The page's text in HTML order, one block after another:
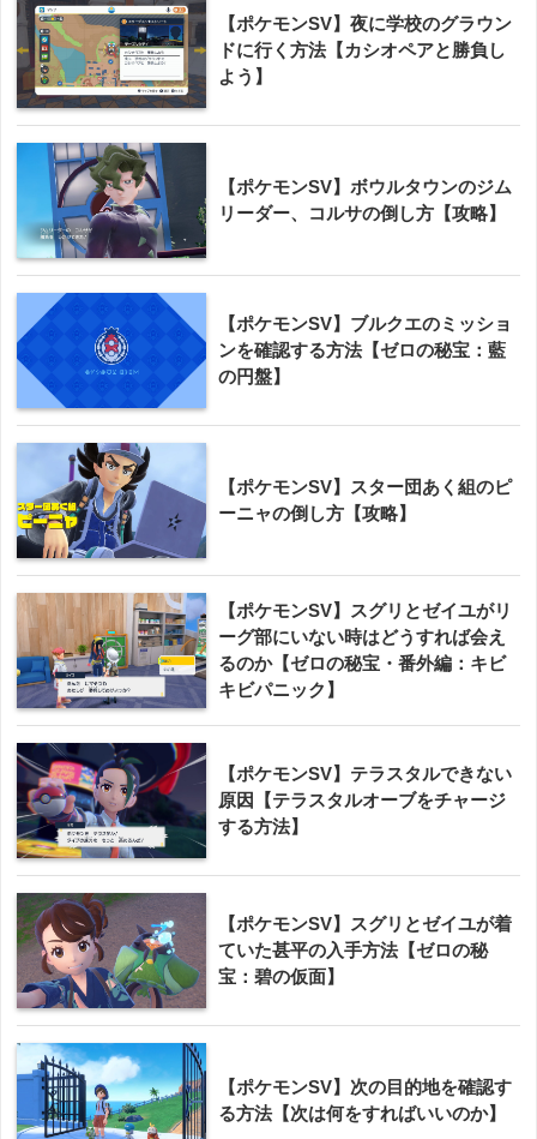
【ポケモンSV】夜に学校のグラウン
ドに行く方法【カシオペアと勝負し
よう】
【ポケモンSV】ボウルタウンのジム
リーダー、コルサの倒し方【攻略】
【ポケモンSV】ブルクエのミッショ
ンを確認する方法【ゼロの秘宝：藍
の円盤】
【ポケモンSV】スター団あく組のピ
ーニャの倒し方【攻略】
【ポケモンSV】スグリとゼイユがリ
ーグ部にいない時はどうすれば会え
るのか【ゼロの秘宝・番外編：キビ
キビパニック】
【ポケモンSV】テラスタルできない
原因【テラスタルオーブをチャージ
する方法】
【ポケモンSV】スグリとゼイユが着
ていた甚平の入手方法【ゼロの秘
宝：碧の仮面】
【ポケモンSV】次の目的地を確認す
る方法【次は何をすればいいのか】